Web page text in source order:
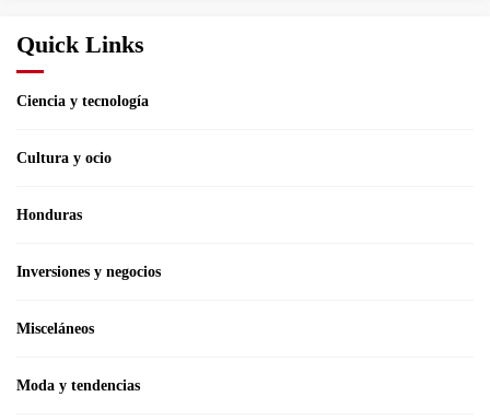
Quick Links
Ciencia y tecnología
Cultura y ocio
Honduras
Inversiones y negocios
Misceláneos
Moda y tendencias